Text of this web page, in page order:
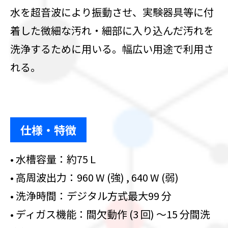
水を超音波により振動させ、実験器具等に付
着した微細な汚れ・細部に入り込んだ汚れを
洗浄するために用いる。幅広い用途で利用さ
れる。
仕様・特徴
• 水槽容量：約75 L
• 高周波出力：960 W (強) , 640 W (弱)
• 洗浄時間：デジタル方式最大99 分
• ディガス機能：間欠動作 (3 回) ～15 分間洗